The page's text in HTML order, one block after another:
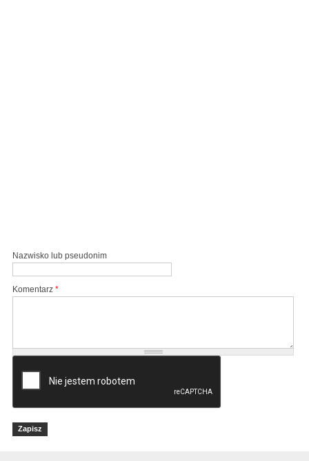
Nazwisko lub pseudonim
Komentarz *